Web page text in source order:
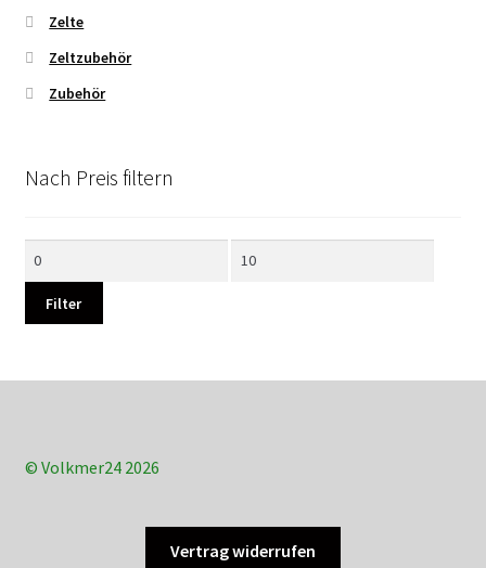
Zelte
Zeltzubehör
Zubehör
Nach Preis filtern
Filter
© Volkmer24 2026
Vertrag widerrufen